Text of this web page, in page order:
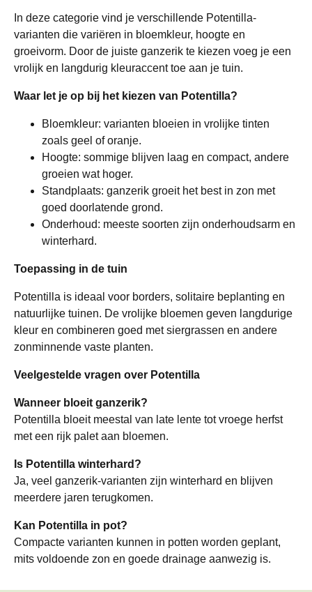
In deze categorie vind je verschillende Potentilla-
varianten die variëren in bloemkleur, hoogte en
groeivorm. Door de juiste ganzerik te kiezen voeg je een
vrolijk en langdurig kleuraccent toe aan je tuin.
Waar let je op bij het kiezen van Potentilla?
Bloemkleur: varianten bloeien in vrolijke tinten
zoals geel of oranje.
Hoogte: sommige blijven laag en compact, andere
groeien wat hoger.
Standplaats: ganzerik groeit het best in zon met
goed doorlatende grond.
Onderhoud: meeste soorten zijn onderhoudsarm en
winterhard.
Toepassing in de tuin
Potentilla is ideaal voor borders, solitaire beplanting en
natuurlijke tuinen. De vrolijke bloemen geven langdurige
kleur en combineren goed met siergrassen en andere
zonminnende vaste planten.
Veelgestelde vragen over Potentilla
Wanneer bloeit ganzerik?
Potentilla bloeit meestal van late lente tot vroege herfst
met een rijk palet aan bloemen.
Is Potentilla winterhard?
Ja, veel ganzerik-varianten zijn winterhard en blijven
meerdere jaren terugkomen.
Kan Potentilla in pot?
Compacte varianten kunnen in potten worden geplant,
mits voldoende zon en goede drainage aanwezig is.